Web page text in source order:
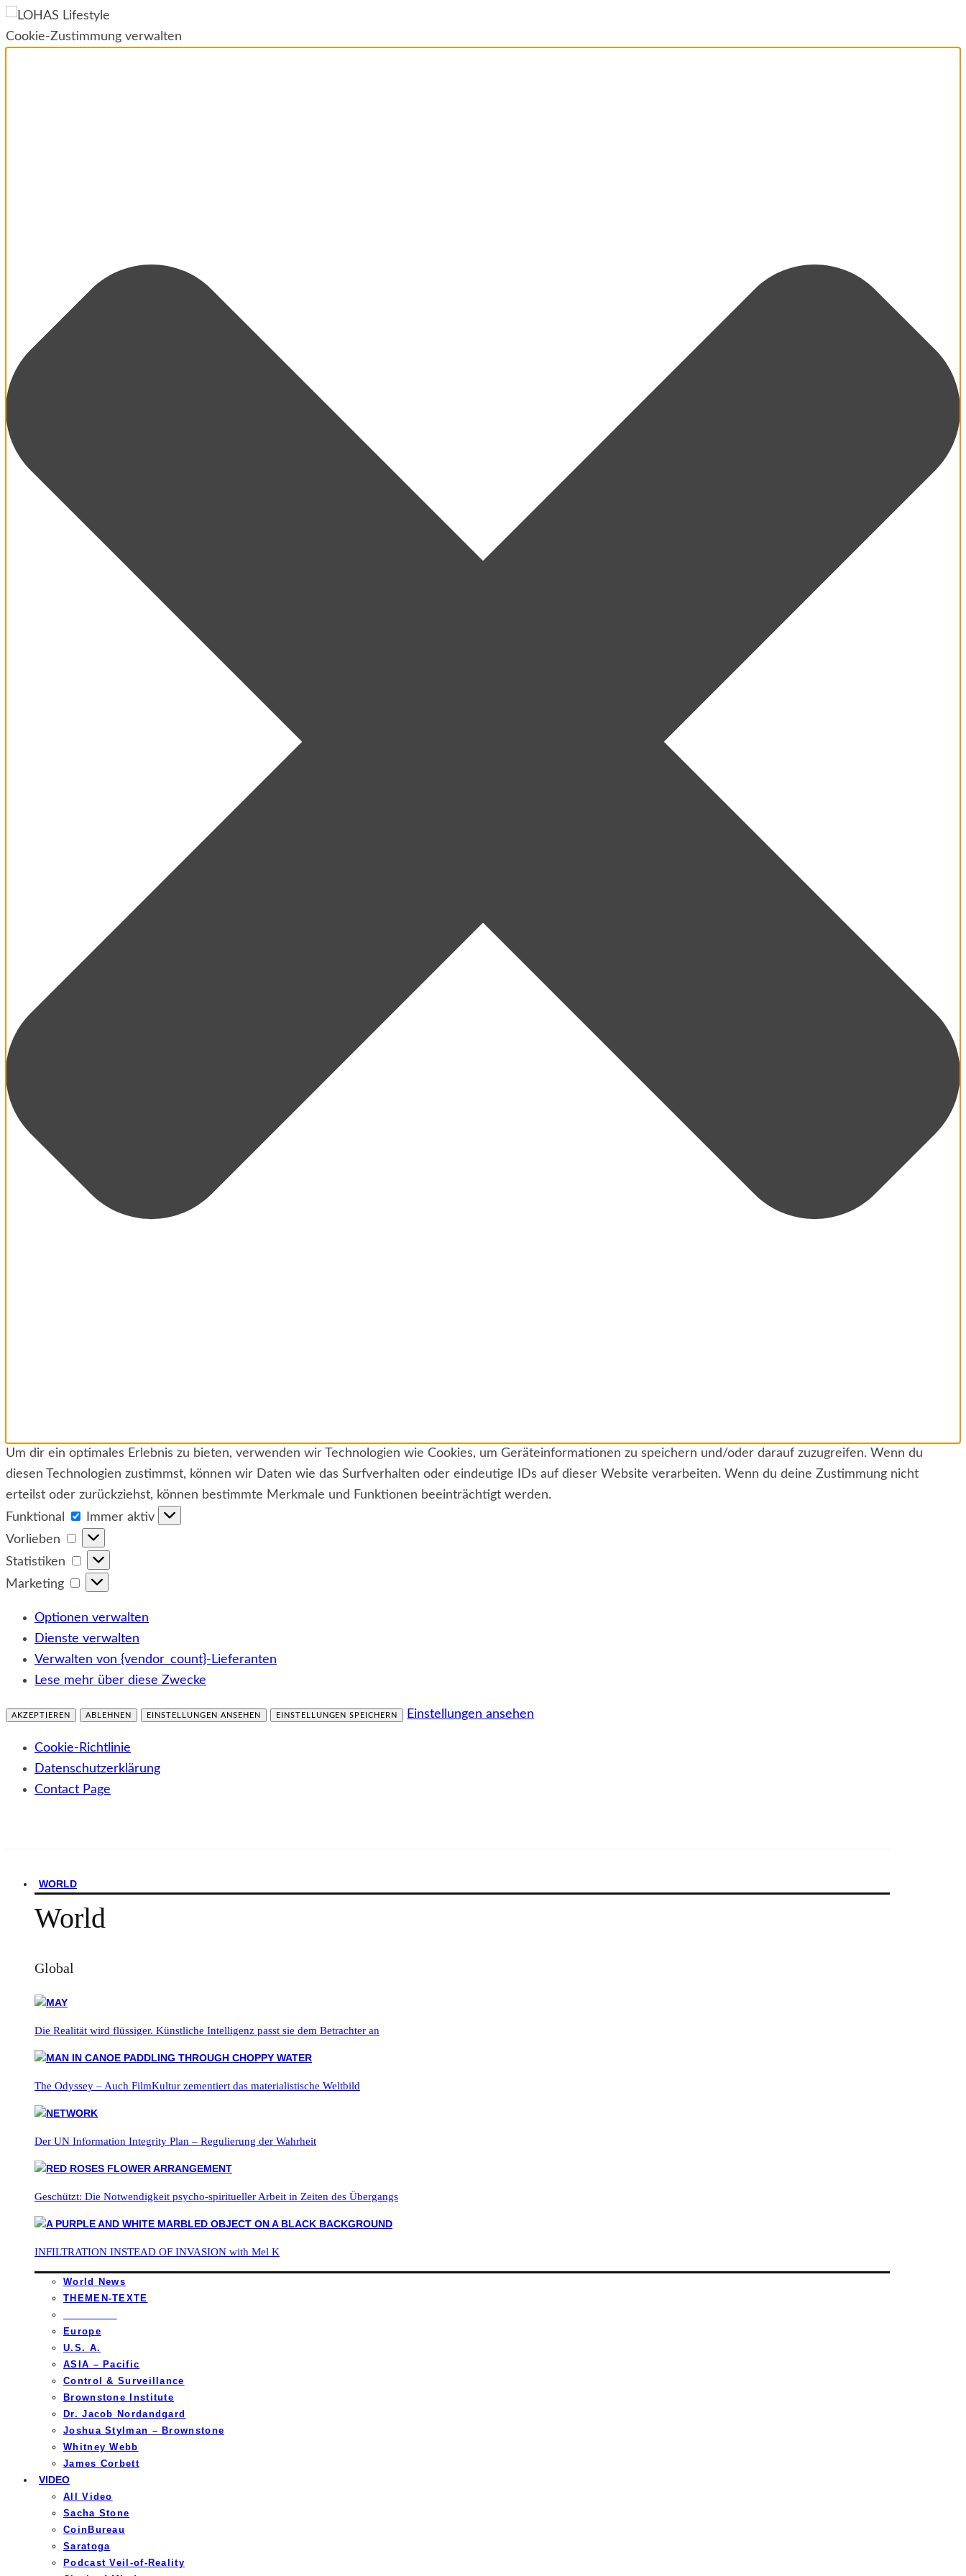
Cookie-Zustimmung verwalten
Um dir ein optimales Erlebnis zu bieten, verwenden wir Technologien wie Cookies, um Geräteinformationen zu speichern und/oder darauf zuzugreifen. Wenn du
diesen Technologien zustimmst, können wir Daten wie das Surfverhalten oder eindeutige IDs auf dieser Website verarbeiten. Wenn du deine Zustimmung nicht
erteilst oder zurückziehst, können bestimmte Merkmale und Funktionen beeinträchtigt werden.
Funktional
Funktional
Immer aktiv
Vorlieben
Vorlieben
Statistiken
Statistiken
Marketing
Marketing
Optionen verwalten
Dienste verwalten
Verwalten von {vendor_count}-Lieferanten
Lese mehr über diese Zwecke
AKZEPTIEREN ABLEHNEN EINSTELLUNGEN ANSEHEN EINSTELLUNGEN SPEICHERN Einstellungen ansehen
Cookie-Richtlinie
Datenschutzerklärung
Contact Page
WORLD
World
Global
Die Realität wird flüssiger. Künstliche Intelligenz passt sie dem Betrachter an
The Odyssey – Auch FilmKultur zementiert das materialistische Weltbild
Der UN Information Integrity Plan – Regulierung der Wahrheit
Geschützt: Die Notwendigkeit psycho-spiritueller Arbeit in Zeiten des Übergangs
INFILTRATION INSTEAD OF INVASION with Mel K
World News
THEMEN-TEXTE
Europe
U.S. A.
ASIA – Pacific
Control & Surveillance
Brownstone Institute
Dr. Jacob Nordandgard
Joshua Stylman – Brownstone
Whitney Webb
James Corbett
VIDEO
All Video
Sacha Stone
CoinBureau
Saratoga
Podcast Veil-of-Reality